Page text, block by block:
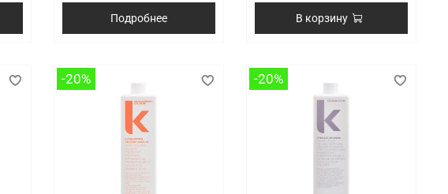
Подробнее В корзину
-20% -20%